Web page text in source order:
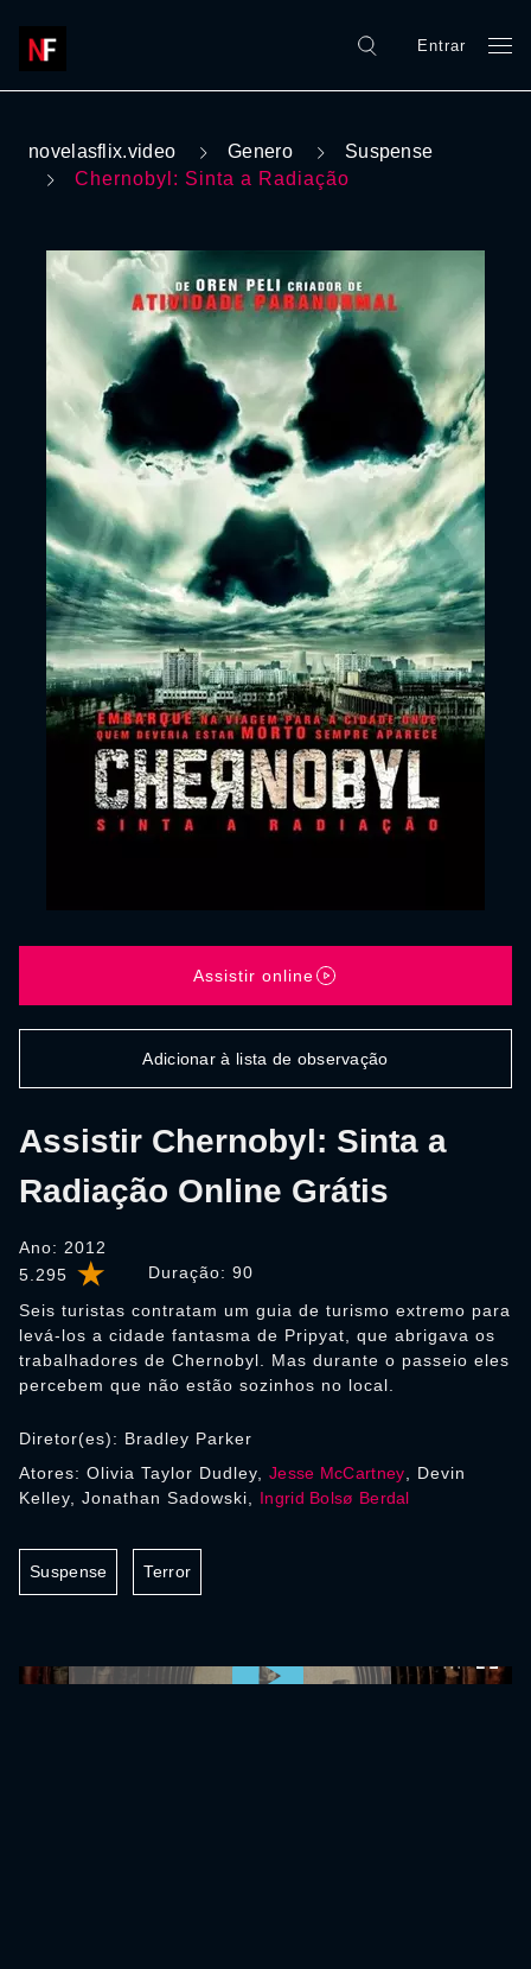
Entrar
novelasflix.video Genero
Suspense
Chernobyl: Sinta a Radiação
5.295 Duração: 90
Assistir Chernobyl: Sinta a
Radiação Online Grátis
Ano: 2012
Seis turistas contratam um guia de turismo extremo para
levá-los a cidade fantasma de Pripyat, que abrigava os
trabalhadores de Chernobyl. Mas durante o passeio eles
percebem que não estão sozinhos no local.
Assistir online
Adicionar à lista de observação
Diretor(es): Bradley Parker
Atores: Olivia Taylor Dudley, Jesse McCartney , Devin
Kelley, Jonathan Sadowski, Ingrid Bolsø Berdal
Suspense Terror